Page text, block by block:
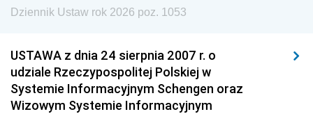
Dziennik Ustaw rok 2026 poz. 1053
USTAWA z dnia 24 sierpnia 2007 r. o
udziale Rzeczypospolitej Polskiej w
Systemie Informacyjnym Schengen oraz
Wizowym Systemie Informacyjnym